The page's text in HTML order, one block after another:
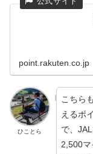
point.rakuten.co.jp
ひことら
こちら
えるポ
で、
2,500マ